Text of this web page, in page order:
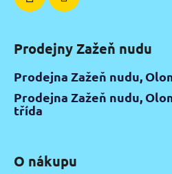
Prodejny Zažeň nudu
Prodejna Zažeň nudu,
Prodejna Zažeň nudu,
třída
O nákupu